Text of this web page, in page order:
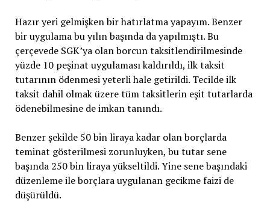
Hazır yeri gelmişken bir hatırlatma yapayım. Benzer
bir uygulama bu yılın başında da yapılmıştı. Bu
çerçevede SGK’ya olan borcun taksitlendirilmesinde
yüzde 10 peşinat uygulaması kaldırıldı, ilk taksit
tutarının ödenmesi yeterli hale getirildi. Tecilde ilk
taksit dahil olmak üzere tüm taksitlerin eşit tutarlarda
ödenebilmesine de imkan tanındı.
Benzer şekilde 50 bin liraya kadar olan borçlarda
teminat gösterilmesi zorunluyken, bu tutar sene
başında 250 bin liraya yükseltildi. Yine sene başındaki
düzenleme ile borçlara uygulanan gecikme faizi de
düşürüldü.